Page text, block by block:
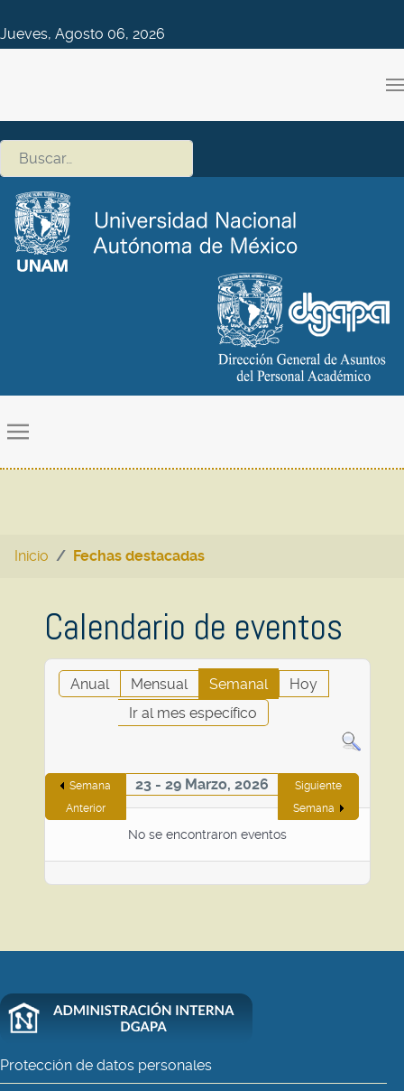
Jueves, Agosto 06, 2026
Buscar
Inicio Fechas destacadas
Calendario de eventos
Anual Mensual Semanal
Hoy
Ir al mes específico
Semana
Anterior
23 - 29 Marzo, 2026
Siguiente
Semana
No se encontraron eventos
Protección de datos personales